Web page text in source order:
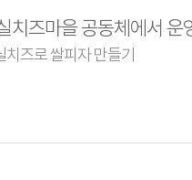
치즈마을 공동체에서 운
치즈로 쌀피자 만들기